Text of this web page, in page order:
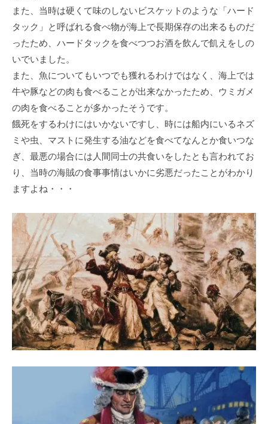
また、当時は硬くて味のしないビスケットのような「ハード
タック」と呼ばれる食べ物が海上で長期保存の出来るものだ
ったため、ハードタックを食べつつお酒を飲んで飢えをしの
いでいました。
また、魚についてもいつでも獲れるわけではなく、海上では
牛や豚などの肉も食べることが出来なかったため、ウミガメ
の肉を食べることが多かったそうです。
餓死をするわけにはいかないですし、時には船内にいるネズ
ミや虫、マストに発生する油などを食べてなんとか食いつな
ぎ、最悪の場合には人間同士の共食いをしたとも言われてお
り、当時の海賊の食事事情はいかに劣悪だったことがわかり
ますよね・・・